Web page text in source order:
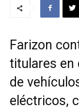
Farizon
titulares en
de
eléctricos,